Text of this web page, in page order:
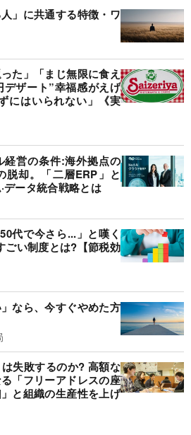
」に共通する特徴・ワ
た」「まじ無限に食え
デザート”幸福感がえげ
にはいられない」《実
営の条件:海外拠点の
脱却。「二層ERP」と
データ統合戦略とは
代で今さら...」と嘆く
ごい制度とは?【節税効
なら、今すぐやめた方
失敗するのか? 高額な
「フリーアドレスの座
と組織の生産性を上げ